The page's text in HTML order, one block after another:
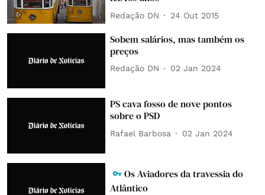
Redação DN 24 Out 2015
Sobem salários, mas também os
preços
Redação DN 02 Jan 2024
PS cava fosso de nove pontos
sobre o PSD
Rafael Barbosa 02 Jan 2024
Os Aviadores da travessia do
Atlântico